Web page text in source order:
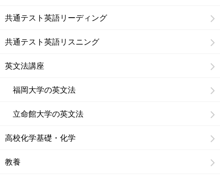
共通テスト英語リーディング
共通テスト英語リスニング
英文法講座
福岡大学の英文法
立命館大学の英文法
高校化学基礎・化学
教養